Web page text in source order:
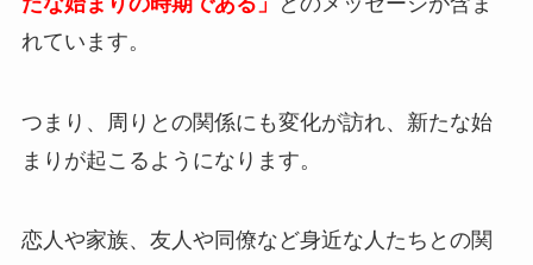
れています。
つまり、周りとの関係にも変化が訪れ、新たな始
まりが起こるようになります。
恋人や家族、友人や同僚など身近な人たちとの関